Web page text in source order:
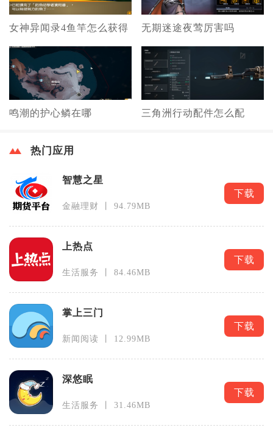
女神异闻录4鱼竿怎么获得 无期迷途夜莺厉害吗
鸣潮的护心鳞在哪 三角洲行动配件怎么配
热门应用
智慧之星
金融理财 丨 94.79MB
下载
上热点
生活服务 丨 84.46MB
下载
掌上三门
新闻阅读 丨 12.99MB
下载
深悠眠
生活服务 丨 31.46MB
下载